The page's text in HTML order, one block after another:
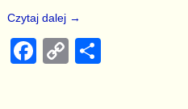
Czytaj dalej →
F
C